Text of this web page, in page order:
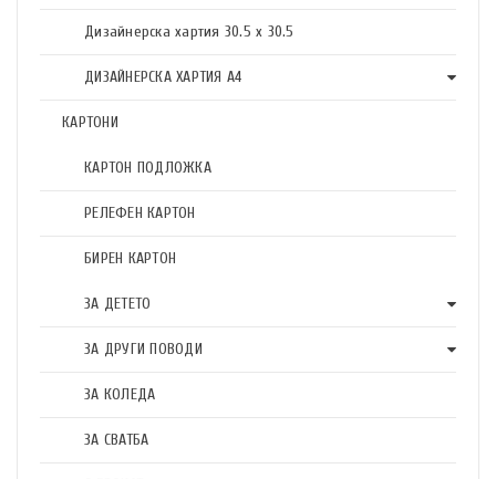
Дизайнерска хартия 30.5 х 30.5
ДИЗАЙНЕРСКА ХАРТИЯ А4
КАРТОНИ
КАРТОН ПОДЛОЖКА
РЕЛЕФЕН КАРТОН
БИРЕН КАРТОН
ЗА ДЕТЕТО
ЗА ДРУГИ ПОВОДИ
ЗА КОЛЕДА
ЗА СВАТБА